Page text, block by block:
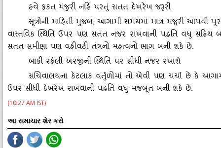
હવે ફકત મંજુરી નહિં પરતું સતત દેખરેખ જરૂરી
સૂત્રોની માહિતી મુજબ, આગામી સમયમાં માત્ર મંજૂરી આપવી
વાસ્‍તવિક સ્‍થિતિ ઉપર પણ સતત નજર રાખવાની પદ્ધતિ વધુ
સતત સમીક્ષા પણ વહીવટી તંત્રનો મહત્‍વનો ભાગ બની શકે છે.
બાકી રહેલી અરજીની સ્‍થિતિ પર સીધી નજર રખાશે
સચિવાલયના કેટલાક વર્તુળોમાં તો એવી પણ ચર્ચા છે કે
ઉપર સીધી દેખરેખ રાખવાની પદ્ધતિ વધુ મજબૂત બની શકે છે.
(10:27 AM IST)
આ સમાચાર શેર કરો